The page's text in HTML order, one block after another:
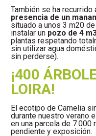
También se ha
presencia de un
situado a unos 3 m20
instalar un pozo de 4
plantas respetando
sin utilizar agua
sin perderse).
¡400
LOIRA!
El ecotipo de Camelia
durante nuestro verano
en una parcela de
pendiente y exposición.